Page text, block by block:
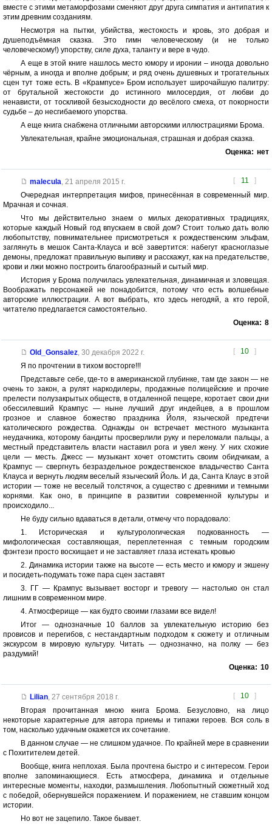
вместе с этими метаморфозами сменяют друг друга симпатия и антипатия к
этим древним созданиям.
Несмотря на пытки, убийства, жестокость и кровь, это добрая и
душеподъёмная сказка. Это гимн человеческому (и не только
человеческому!) упорству, силе духа, таланту и вере в чудо.
А еще в этой книге нашлось место юмору и иронии – иногда довольно
чёрным, а иногда и вполне добрым; и ряд очень душевных и трогательных
сцен тут тоже есть. В «Крампусе» Бром использует широчайшую палитру:
от брутальной жестокости до истинного милосердия, от любви до
ненависти, от тоскливой безысходности до весёлого смеха, от покорности
судьбе – до несгибаемого упорства.
А еще книга снабжена отличными авторскими иллюстрациями Брома.
Увлекательная, крайне эмоциональная, страшная и добрая сказка.
Оценка: нет
[ 11 ]
malecula, 21 апреля 2015 г.
Очередная интерпретация мифов, принесённая в современный мир.
Мрачная и сочная.
Что мы действительно знаем о милых декоративных традициях,
которые каждый Новый год впускаем в свой дом? Стоит только дать волю
любопытству, повнимательнее присмотреться к рождественским эльфам,
заглянуть в мешок Санта-Клауса и всё завертится: набегут красноглазые
демоны, предложат правильную выпивку и расскажут, как на предательстве,
крови и лжи можно построить благообразный и сытый мир.
История у Брома получилась увлекательная, динамичная и зловещая.
Воображать персонажей не понадобится, потому что есть волшебные
авторские иллюстрации. А вот выбрать, кто здесь негодяй, а кто герой,
читателю предлагается самостоятельно.
Оценка: 8
[ 10 ]
Old_Gonsalez, 30 декабря 2022 г.
Я по прочтении в тихом восторге!!!
Представьте себе, где-то в американской глубинке, там где закон — не
очень то закон, а рулят наркодилеры, продажные полицейские и прочие
прелести полузакрытых обществ, в отдаленной пещере, коротает свои дни
обессилевший Крампус — ныне лучший друг индейцев, а в прошлом
грозное и славное божество праздника Йоля, языческой предтечи
католического рождества. Однажды он встречает местного музыканта
неудачника, которому бандиты просверлили руку и переломали пальцы, а
местный представитель власти наставил рога и увел жену. У них схожие
цели — месть. Джесс — музыкант хочет отомстить своим обидчикам, а
Крампус — свергнуть безраздельное рождественское владычество Санта
Клауса и вернуть людям веселый языческий Йоль. И да, Санта Клаус в этой
истории — тоже не веселый толстячок, а существо с древними и темными
корнями. Как оно, в принципе в развитии современной культуры и
происходило...
Не буду сильно вдаваться в детали, отмечу что порадовало:
1. Историческая и культурологическая подкованность —
мифологическая составляющая, переплетенная с темным городским
фэнтези просто восхищает и не заставляет глаза истекать кровью
2. Динамика истории также на высоте — есть место и юмору и экшену
и посидеть-подумать тоже пара сцен заставят
3. ГГ — Крампус вызывает восторг и тревогу — настолько он стал
лишним в современном мире.
4. Атмосферище — как будто своими глазами все видел!
Итог — однозначные 10 баллов за увлекательную историю без
провисов и перегибов, с нестандартным подходом к сюжету и отличным
экскурсом в мировую культуру. Читать — однозначно, на полку — без
раздумий!
Оценка: 10
[ 10 ]
Lilian, 27 сентября 2018 г.
Вторая прочитанная мною книга Брома. Безусловно, на лицо
некоторые характерные для автора приемы и типажи героев. Вся соль в
том, насколько удачным окажется их сочетание.
В данном случае — не слишком удачное. По крайней мере в сравнении
с Похитителем детей.
Вообще, книга неплохая. Была прочтена быстро и с интересом. Герои
вполне запоминающиеся. Есть атмосфера, динамика и отдельные
интересные моменты, находки, размышления. Любопытный сюжетный ход
с победой, обернувшейся поражением. И поражением, не ставшим концом
истории.
Но вот не зацепило. Такое бывает.